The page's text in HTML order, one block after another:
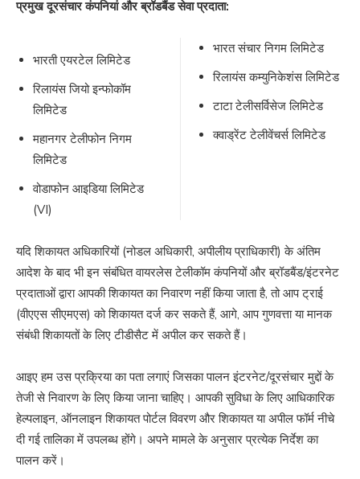
प्रमुख दूरसंचार कंपनियां और ब्रॉडबैंड सेवा प्रदाता:
भारती एयरटेल लिमिटेड
रिलायंस जियो इन्फोकॉम
लिमिटेड
महानगर टेलीफोन निगम
लिमिटेड
वोडाफोन आइडिया लिमिटेड
(VI)
भारत संचार निगम लिमिटेड
रिलायंस कम्युनिकेशंस लिमिटेड
टाटा टेलीसर्विसेज लिमिटेड
क्वाड्रेंट टेलीवेंचर्स लिमिटेड
यदि शिकायत अधिकारियों (नोडल अधिकारी, अपीलीय प्राधिकारी) के अंतिम
आदेश के बाद भी इन संबंधित वायरलेस टेलीकॉम कंपनियों और ब्रॉडबैंड/इंटरनेट
प्रदाताओं द्वारा आपकी शिकायत का निवारण नहीं किया जाता है, तो आप ट्राई
(वीएएस सीएमएस) को शिकायत दर्ज कर सकते हैं, आगे, आप गुणवत्ता या मानक
संबंधी शिकायतों के लिए टीडीसैट में अपील कर सकते हैं।
आइए हम उस प्रक्रिया का पता लगाएं जिसका पालन इंटरनेट/दूरसंचार मुद्दों के
तेजी से निवारण के लिए किया जाना चाहिए। आपकी सुविधा के लिए आधिकारिक
हेल्पलाइन, ऑनलाइन शिकायत पोर्टल विवरण और शिकायत या अपील फॉर्म नीचे
दी गई तालिका में उपलब्ध होंगे। अपने मामले के अनुसार प्रत्येक निर्देश का
पालन करें।